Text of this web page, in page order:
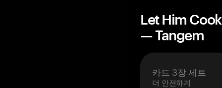
Let Him
— Tangem
카드 3장 세트
더 안전하게